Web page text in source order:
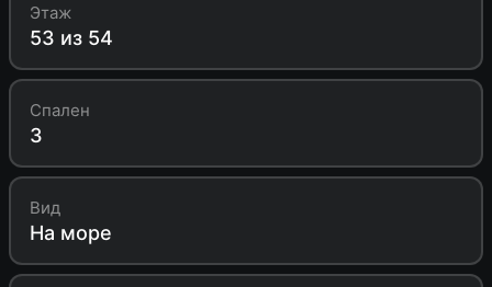
Этаж
53 из 54
Спален
3
Вид
На море